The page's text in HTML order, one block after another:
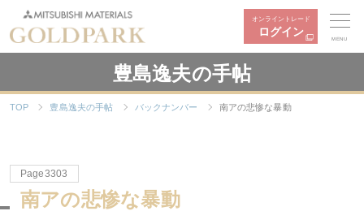
オンライントレード
ログイン
MENU
豊島逸夫の手帖
TOP 豊島逸夫の手帖 バックナンバー 南アの悲惨な暴動
Page3303
南アの悲惨な暴動